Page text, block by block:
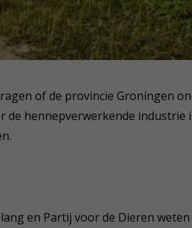
of de provincie Groningen
de hennepverwerkende industrie
en Partij voor de Dieren